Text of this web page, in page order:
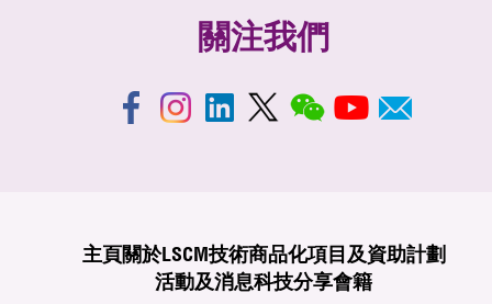
關注我們
主頁 關於LSCM技術商品化項目及資助計劃
活動及消息科技分享會籍